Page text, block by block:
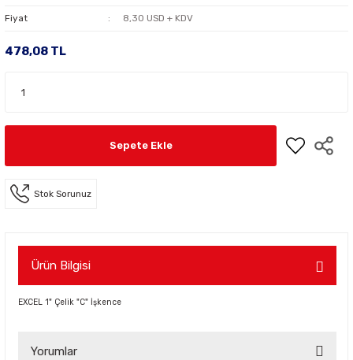
Fiyat 8,30 USD + KDV
478,08 TL
Sepete Ekle
Stok Sorunuz
Ürün Bilgisi
EXCEL 1" Çelik "C" İşkence
Yorumlar